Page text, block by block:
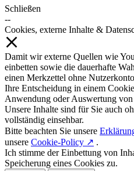
Schließen
--
Cookies, externe Inhalte &
Damit wir externe Quellen wie
einbetten sowie die dauerhafte
einen Merkzettel ohne
Ihre Entscheidung in einem
Anwendung oder Auswertung
Unsere Inhalte sind für Sie auch
vollständig einsehbar.
Bitte beachten Sie unsere
unsere Cookie-Policy ↗ .
Ich stimme der Einbettung von
Speicherung eines Cookies zu.